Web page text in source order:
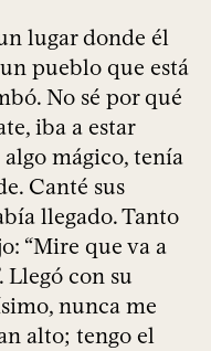
lugar donde él
pueblo que está
No sé por qué
iba a estar
mágico, tenía
Canté sus
llegado. Tanto
“Mire que va a
Llegó con su
nunca me
alto; tengo el